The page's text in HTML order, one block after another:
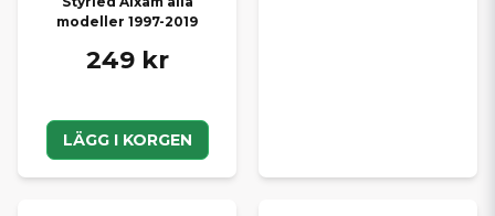
modeller 1997-2019
249 kr
LÄGG I KORGEN